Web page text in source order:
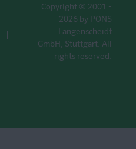
Copyright © 2001 -
2026 by PONS
Langenscheidt
GmbH, Stuttgart. All
rights reserved.